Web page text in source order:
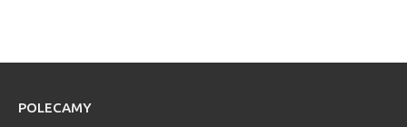
POLECAMY